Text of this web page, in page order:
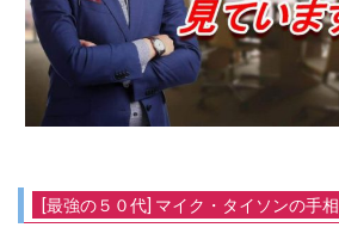
[最強の５０代] マイク・タイソンの手相